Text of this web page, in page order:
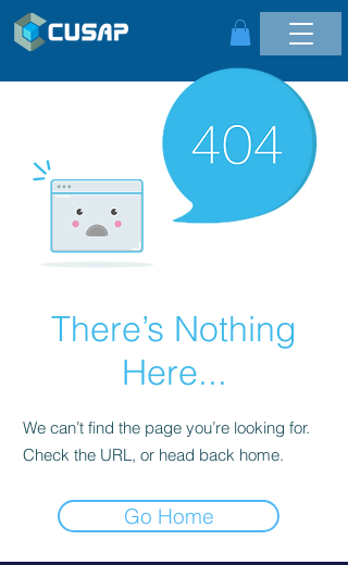
There’s Nothing
Here...
We can’t find the page you’re looking for.
Check the URL, or head back home.
Go Home